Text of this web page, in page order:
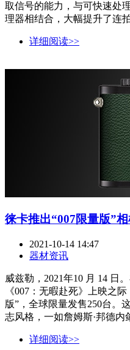
取信号的能力，与可快速处
理器相结合，大幅提升了连
详细阅读>>
徕卡推出“007限量版”
2021-10-14 14:47
器材资讯
威兹勒，2021年10 月 14 日
《007：无暇赴死》上映之
版”，全球限量发售250台。
志风格，一如詹姆斯·邦德内
详细阅读>>